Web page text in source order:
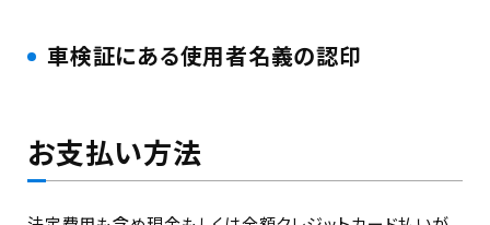
車検証にある使用者名義の認印
お支払い方法